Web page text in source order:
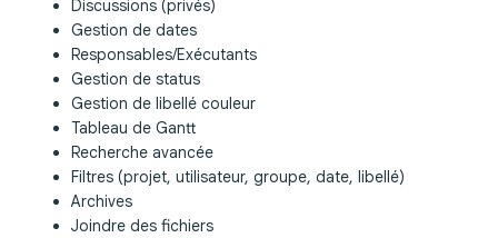
Discussions (privés)
Gestion de dates
Responsables/Exécutants
Gestion de status
Gestion de libellé couleur
Tableau de Gantt
Recherche avancée
Filtres (projet, utilisateur, groupe, date, libellé)
Archives
Joindre des fichiers